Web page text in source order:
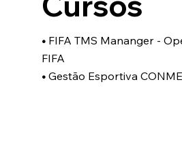
•FIFA TMS Mananger -
FIFA
•Gestão Esportiva